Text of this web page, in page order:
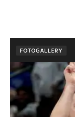
FOTOGALLERY